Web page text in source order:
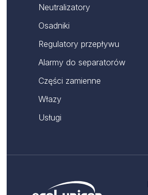
Neutralizatory
Osadniki
Regulatory przepływu
Alarmy do separatorów
Części zamienne
Włazy
Usługi